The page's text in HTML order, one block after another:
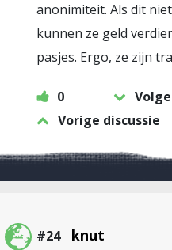
anonimiteit. Als dit
kunnen ze geld
pasjes. Ergo, ze zijn
0
Vorige discussie
#24 knut